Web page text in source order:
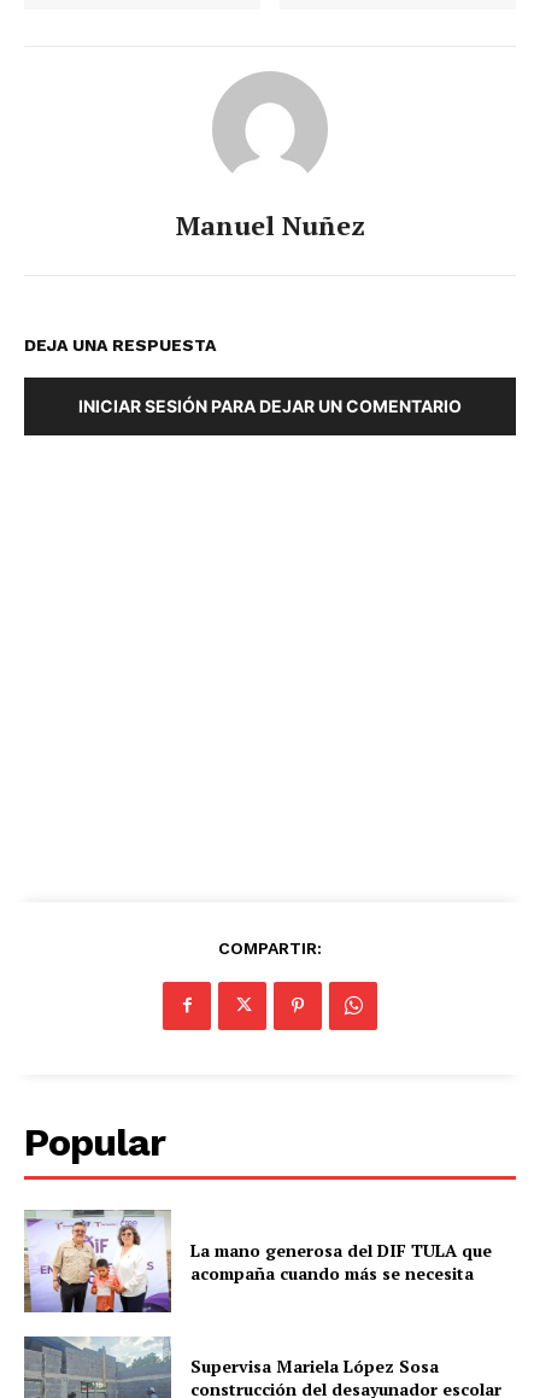
Manuel Nuñez
DEJA UNA RESPUESTA
INICIAR SESIÓN PARA DEJAR UN COMENTARIO
COMPARTIR:
Popular
La mano generosa del DIF TULA que
acompaña cuando más se necesita
Supervisa Mariela López Sosa
construcción del desayunador escolar